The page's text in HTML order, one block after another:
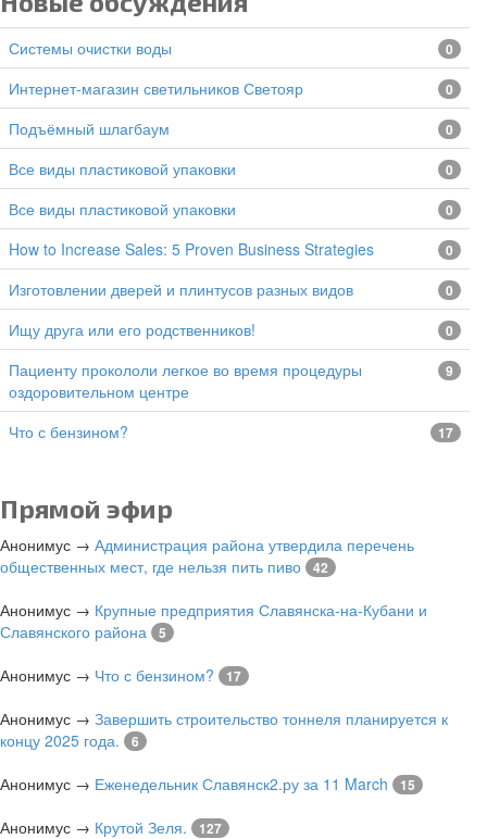
Системы очистки воды 0
Интернет-магазин светильников Светояр 0
подъёмный шлагбаум 0
все виды пластиковой упаковки 0
все виды пластиковой упаковки 0
How to Increase Sales: 5 Proven Business Strategies 0
изготовлении дверей и плинтусов разных видов 0
Ищу друга или его родственников! 0
Пациенту прокололи легкое во время процедуры
оздоровительном центре
9
Что с бензином? 17
Прямой эфир
Анонимус → Администрация района утвердила перечень
общественных мест, где нельзя пить пиво
42
Анонимус → Крупные предприятия Славянска-на-Кубани и
Славянского района
5
Анонимус → Что с бензином? 17
Анонимус → Завершить строительство тоннеля планируется к
концу 2025 года.
6
Анонимус → Еженедельник Славянск2.ру за 11 March 15
Анонимус → Крутой Зеля. 127